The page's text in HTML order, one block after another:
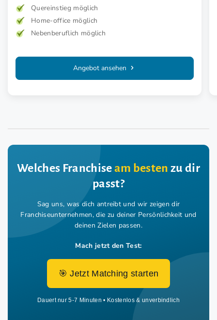
Quereinstieg möglich
Home-office möglich
Nebenberuflich möglich
Angebot ansehen
Welches Franchiseam besten zu dir
passt?
Sag uns, was dich antreibt und wir zeigen dir
Franchiseunternehmen, die zu deiner Persönlichkeit und
deinen Zielen passen.
Mach jetzt den Test:
🎯 Jetzt Matching starten
Dauert nur 5-7 Minuten • Kostenlos & unverbindlich